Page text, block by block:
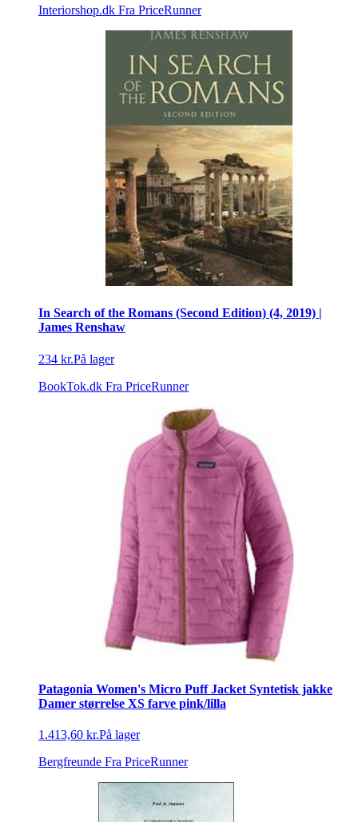
Interiorshop.dk Fra PriceRunner
In Search of the Romans (Second Edition) (4, 2019) |
James Renshaw
234 kr.På lager
BookTok.dk Fra PriceRunner
Patagonia Women's Micro Puff Jacket Syntetisk jakke
Damer størrelse XS farve pink/lilla
1.413,60 kr.På lager
Bergfreunde Fra PriceRunner